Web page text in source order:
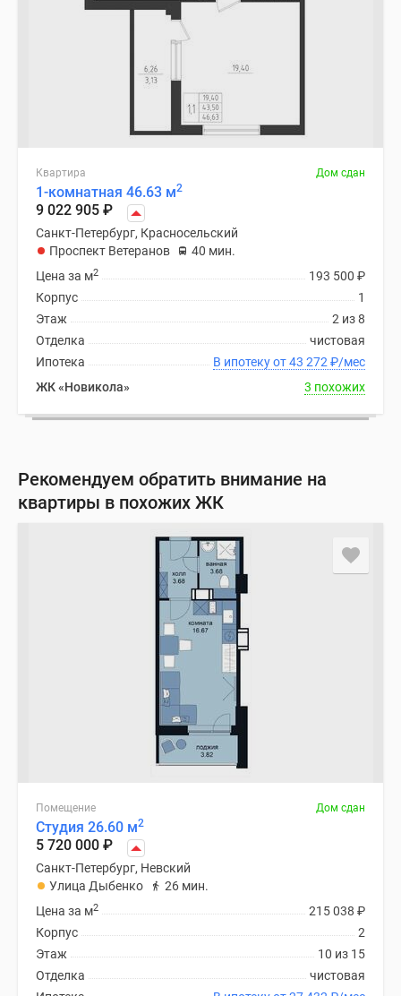
Квартира Дом сдан
1-комнатная 46.63 м2
9 022 905 ₽
Санкт-Петербург, Красносельский
Проспект Ветеранов
40 мин.
193 500 ₽
Цена за м2
1
Корпус
2 из 8
Этаж
чистовая
Отделка
В ипотеку от 43 272 ₽/мес
Ипотека
ЖК «Новикола»
3 похожих
Рекомендуем обратить внимание на
квартиры в похожих ЖК
Помещение Дом сдан
Студия 26.60 м2
5 720 000 ₽
Санкт-Петербург, Невский
Улица Дыбенко
26 мин.
215 038 ₽
Цена за м2
2
Корпус
10 из 15
Этаж
чистовая
Отделка